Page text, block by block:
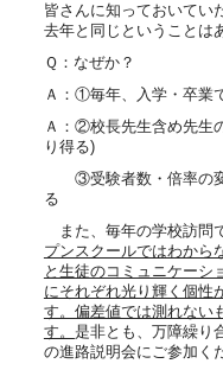
皆さんに知っておいてい
去年と同じということは
Ｑ：なぜか？
Ａ：①毎年、入学・卒業
Ａ：②校長先生含め先生
り得る)
③受験者数・倍率の変
る
また、毎年の学校訪問
プンスクールではわから
と生徒のコミュニケーシ
にそれぞれ光り輝く個性
す。偏差値では測れない
す。 是非とも、万障繰り
の進路説明会にご参加く